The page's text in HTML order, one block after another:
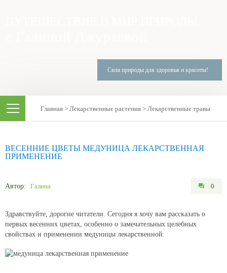
Сила природы для здоровья и красоты!
Главная > Лекарственные растения > Лекарственные травы
ВЕСЕННИЕ ЦВЕТЫ МЕДУНИЦА ЛЕКАРСТВЕННАЯ
ПРИМЕНЕНИЕ
Автор: Галина 0
Здравствуйте, дорогие читатели. Сегодня я хочу вам рассказать о
первых весенних цветах, особенно о замечательных целебных
свойствах и применении медуницы лекарственной.